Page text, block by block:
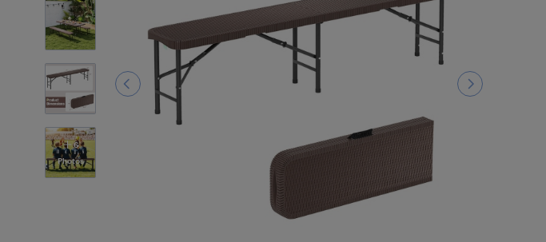
6
Photos